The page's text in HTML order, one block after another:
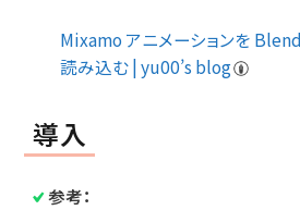
Mixamo アニメーションを
読み込む | yu00’s blog
導入
参考：